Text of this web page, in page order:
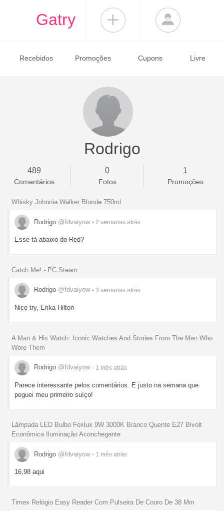
Gatry
Recebidos Promoções Cupons Livre
Rodrigo
489
Comentários
0
Fotos
1
Promoções
Whisky Johnnie Walker Blonde 750ml
Rodrigo @fdvaiyow - 2 semanas atrás
Esse tá abaixo do Red?
Catch Me! - PC Steam
Rodrigo @fdvaiyow - 3 semanas atrás
Nice try, Erika Hilton
A Man & His Watch: Iconic Watches And Stories From The Men Who
Wore Them
Rodrigo @fdvaiyow - 1 mês atrás
Parece interessante pelos comentários. E justo na semana que
peguei meu primeiro suíço!
Lâmpada LED Bulbo Foxlux 9W 3000K Branco Quente E27 Bivolt
Econômica Iluminação Aconchegante
Rodrigo @fdvaiyow - 1 mês atrás
16,98 aqui
Timex Relógio Easy Reader Com Pulseira De Couro De 38 Mm